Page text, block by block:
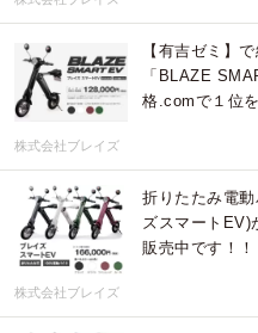
【有吉ゼミ】
「BLAZE
格.comで１位
株式会社ブレイズ
折りたたみ電
ズスマートEV)
販売中です！！
株式会社ブレイズ